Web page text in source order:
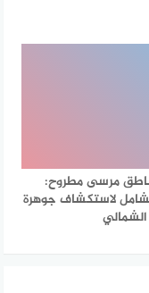
مرسى مطروح:
لاستكشاف جوهرة